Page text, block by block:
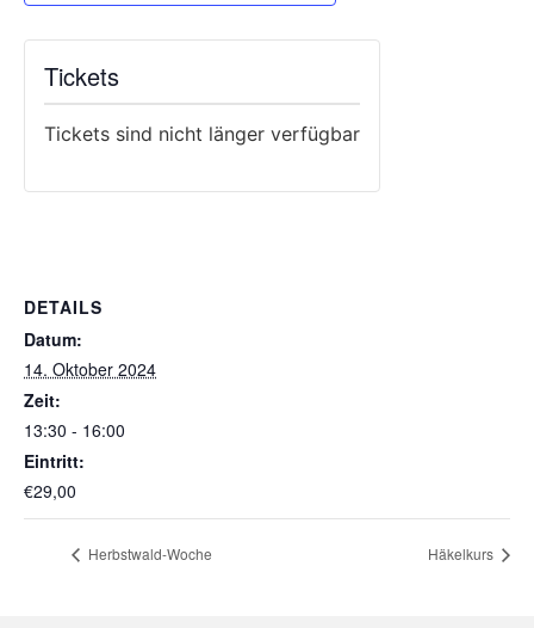
DETAILS
Datum:
14. Oktober 2024
Zeit:
13:30 - 16:00
Eintritt:
€29,00
Tickets
Tickets sind nicht länger verfügbar
Herbstwald-Woche Häkelkurs